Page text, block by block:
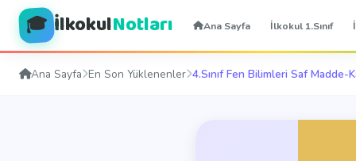
🎓 İlkokulNotları Ana Sayfa İlkokul 1.Sınıf
Ana Sayfa En Son Yüklenenler 4.Sınıf Fen Bilimleri Saf Madde-